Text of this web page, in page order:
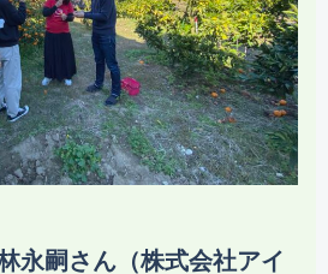
永嗣さん（株式会社アイ